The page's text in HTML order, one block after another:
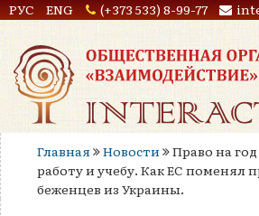
РУС ENG (+373 533) 8-99-77
Главная Новости
Право на
работу и учебу. Как ЕС поменял
беженцев из Украины.